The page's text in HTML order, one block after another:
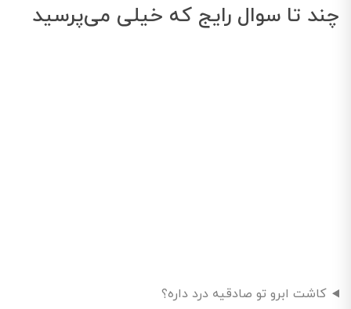
چند تا سوال رایج که خیلی می‌پرسید
کاشت ابرو تو صادقیه درد داره؟